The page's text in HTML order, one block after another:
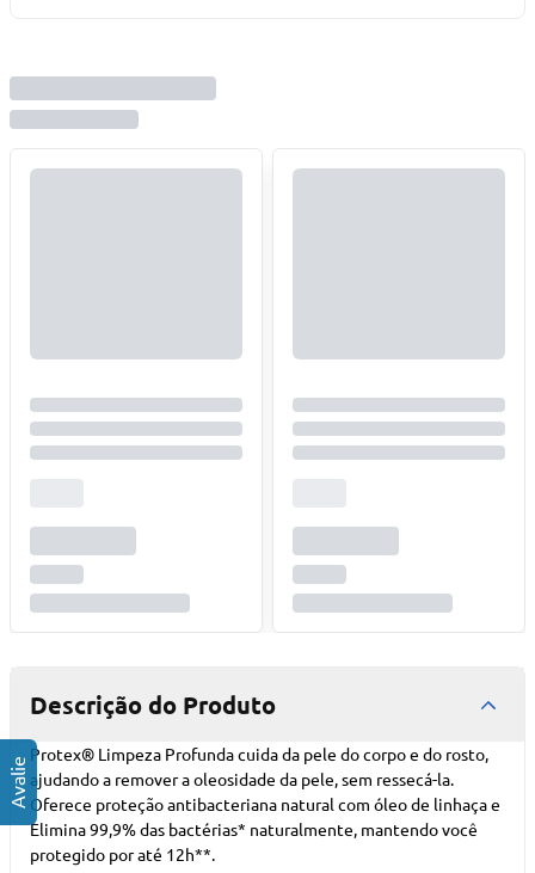
Descrição do Produto
Protex® Limpeza Profunda cuida da pele do corpo e do rosto,
ajudando a remover a oleosidade da pele, sem ressecá-la.
Oferece proteção antibacteriana natural com óleo de linhaça e
Elimina 99,9% das bactérias* naturalmente, mantendo você
protegido por até 12h**.